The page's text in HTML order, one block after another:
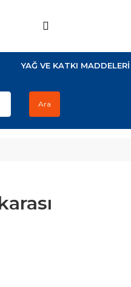
YAĞ VE KATKI MADDELERİ
Ara